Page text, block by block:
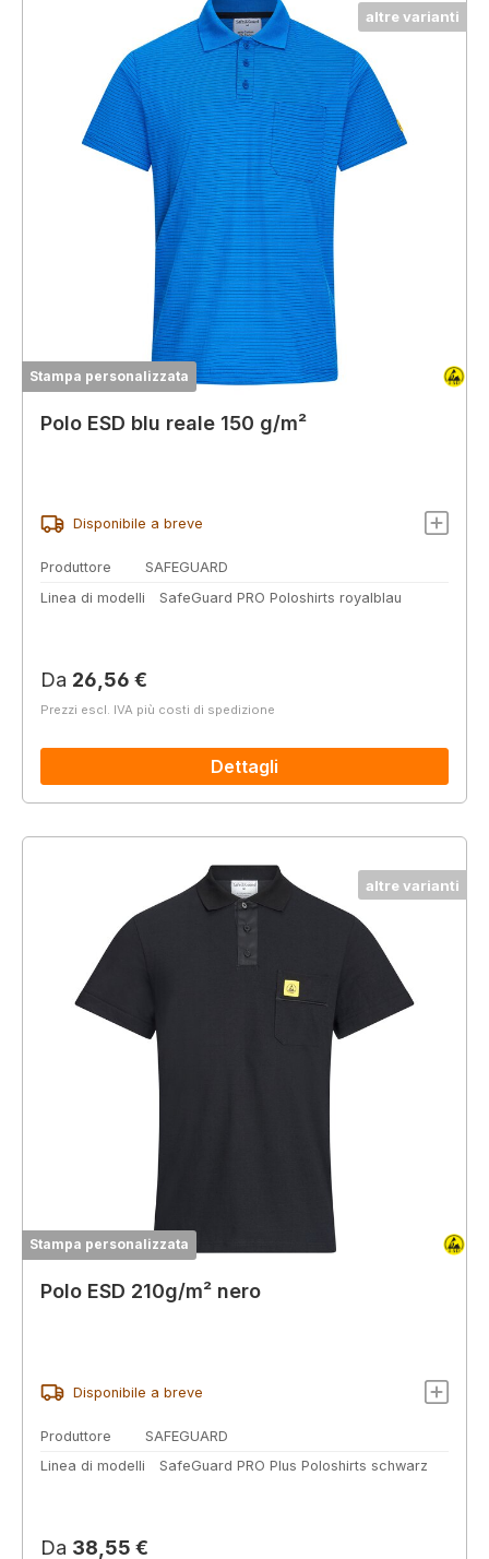
altre varianti
Stampa personalizzata
Polo ESD blu reale 150 g/m²
Disponibile a breve
Produttore
SAFEGUARD
Linea di modelli
SafeGuard PRO Poloshirts royalblau
Prezzo normale:
Da 26,56 €
Prezzi escl. IVA più costi di spedizione
Dettagli
altre varianti
Stampa personalizzata
Polo ESD 210g/m² nero
Disponibile a breve
Produttore
SAFEGUARD
Linea di modelli
SafeGuard PRO Plus Poloshirts schwarz
Prezzo normale:
Da 38,55 €